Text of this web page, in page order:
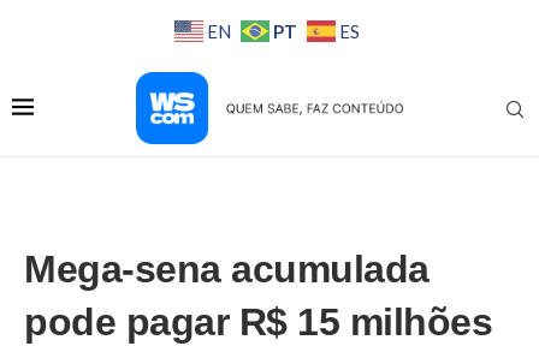
EN PT ES
Mega-sena acumulada
pode pagar R$ 15 milhões